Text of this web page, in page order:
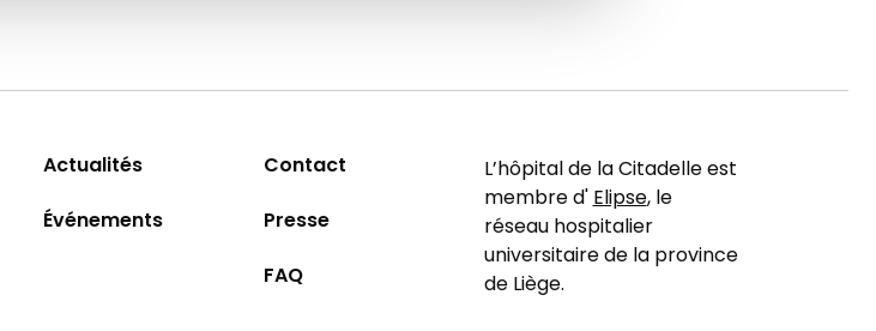
Actualités
Événements
Contact
Presse
FAQ
L’hôpital de la Citadelle est
membre d'Elipse, le
réseau hospitalier
universitaire de la province
de Liège.